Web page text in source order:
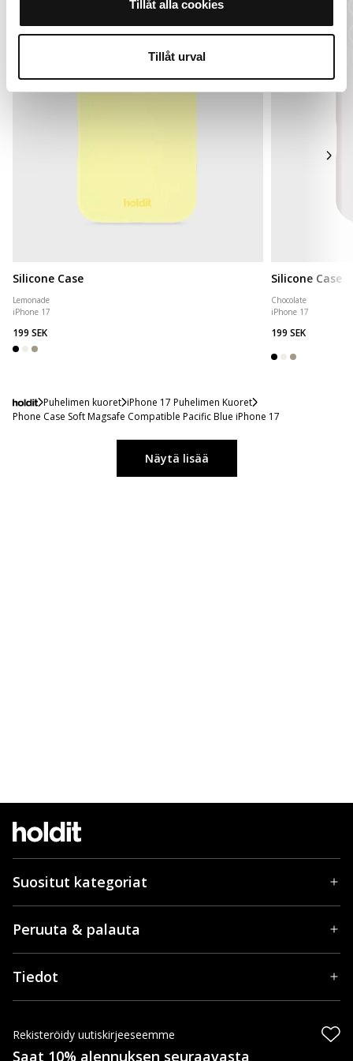
Tillåt alla cookies
Tillåt urval
Silicone Case
Lemonade
iPhone 17
199 SEK
Silicone Case
Chocolate
iPhone 17
199 SEK
Puhelimen kuoret iPhone 17 Puhelimen Kuoret
Phone Case Soft Magsafe Compatible Pacific Blue iPhone 17
Näytä lisää
Suositut kategoriat
Peruuta & palauta
Tiedot
Rekisteröidy uutiskirjeeseemme
Saat 10% alennuksen seuraavasta